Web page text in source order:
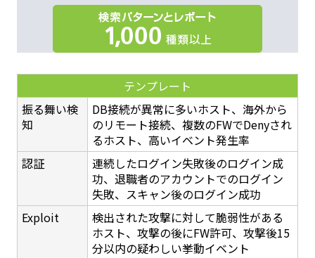
テンプレート
振る舞い検
知
DB接続が異常に多いホスト、海外から
のリモート接続、複数のFWでDenyされ
るホスト、高いイベント発生率
認証
連続したログイン失敗後のログイン成
功、退職者のアカウントでのログイン
失敗、スキャン後のログイン成功
Exploit
検出された攻撃に対して脆弱性がある
ホスト、攻撃の後にFW許可、攻撃後15
分以内の疑わしい挙動イベント